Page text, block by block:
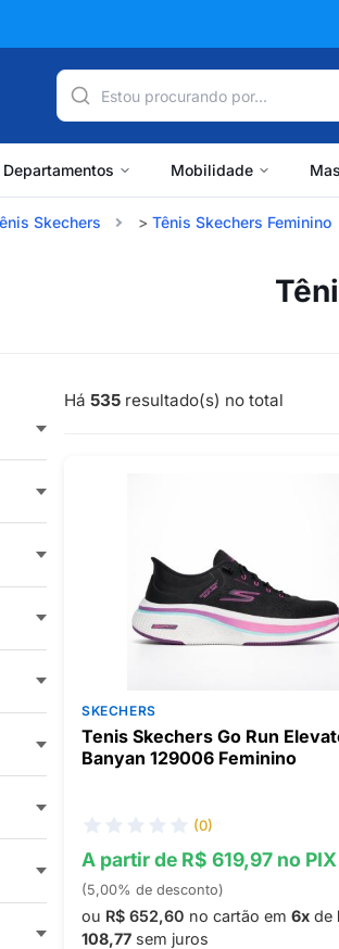
Mobilidade
Skechers Tênis Skechers Feminino
Há 535resultado(s) no total
SKECHERS
Tenis Skechers Go Run
Banyan 129006 Feminino
(0)
A partir de R$ 619,97 no PIX
(5,00% de desconto)
ou R$ 652,60 no cartão em 6xde
108,77sem juros